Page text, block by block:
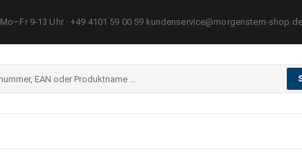
Mo–Fr 9-13 Uhr · +49 4101 59 00 59 kundenservice@morgenstern-shop.de